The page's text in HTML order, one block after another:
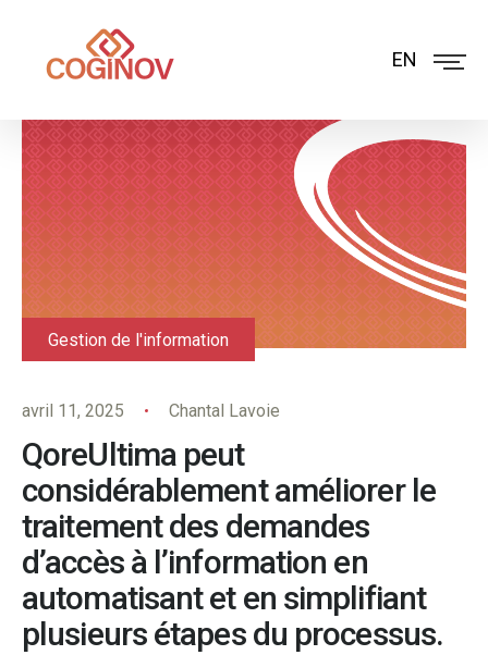
EN
Gestion de l'information
avril 11, 2025 Chantal Lavoie
QoreUltima peut
considérablement améliorer le
traitement des demandes
d’accès à l’information en
automatisant et en simplifiant
plusieurs étapes du processus.